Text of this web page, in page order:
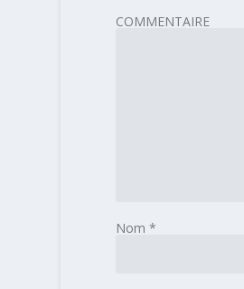
COMMENTAIRE
Nom *